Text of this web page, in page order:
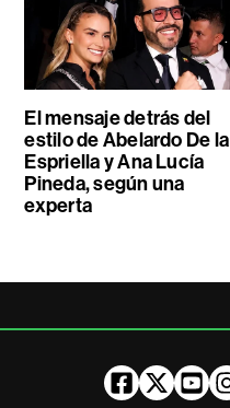
El mensaje detrás del
estilo de Abelardo De la
Espriella y Ana Lucía
Pineda, según una
experta